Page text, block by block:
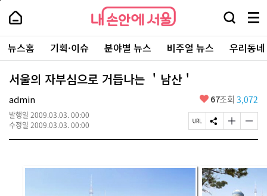
본
로
가
내
손
안
에
서
울
-
서
울
시
대
표
소
내
손
에
울
검
창
열
기
메
뉴
전
체
보
주
요
서
뉴스홈 기획·이슈 분야별 뉴스 비주얼 뉴스 우리동
서울의 자부심으로 거듭나는 ＇남산＇
admin
발행일 2009.03.03. 00:00
수정일 2009.03.03. 00:00
좋
요
67조회 3,072
페
이
R
복
S
N
유
하
기
글
자
크
게
변
글
자
작
게
변
페
상
단
로